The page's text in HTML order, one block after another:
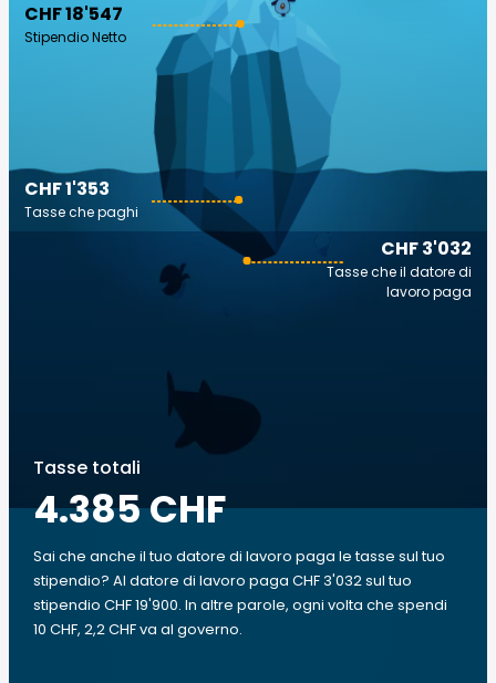
CHF 18'547
Stipendio Netto
CHF 3'032
Tasse che il datore di
lavoro paga
CHF 1'353
Tasse che paghi
Tasse totali
4.385 CHF
Sai che anche il tuo datore di lavoro paga le tasse sul tuo
stipendio? Al datore di lavoro paga CHF 3'032 sul tuo
stipendio CHF 19'900. In altre parole, ogni volta che spendi
10 CHF, 2,2 CHF va al governo.